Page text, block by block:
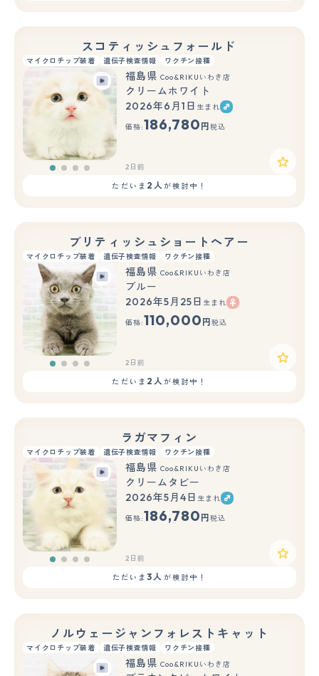
スコティッシュフォールド
マイクロチップ装着 遺伝子検査情報 ワクチン接種
福島県 Coo&RIKUいわき店
クリームホワイト
2026年6月1日 生まれ
価格:186,780 円 税込
2日前
ただいま 2人が検討中！
ブリティッシュショートヘアー
マイクロチップ装着 遺伝子検査情報 ワクチン接種
福島県 Coo&RIKUいわき店
ブルー
2026年5月25日 生まれ
価格:110,000 円 税込
2日前
ただいま 2人が検討中！
ラガマフィン
マイクロチップ装着 遺伝子検査情報 ワクチン接種
福島県 Coo&RIKUいわき店
クリームタビー
2026年5月4日 生まれ
価格:186,780 円 税込
2日前
ただいま3人 が検討中！
ノルウェージャンフォレストキャット
マイクロチップ装着 遺伝子検査情報 ワクチン接種
福島県 Coo&RIKUいわき店